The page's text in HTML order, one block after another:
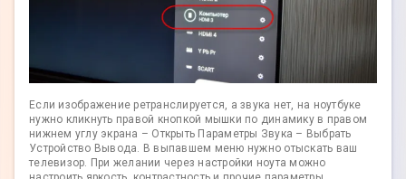
Если изображение ретранслируется, а звука нет, на ноутбуке
нужно кликнуть правой кнопкой мышки по динамику в правом
нижнем углу экрана – Открыть Параметры Звука – Выбрать
Устройство Вывода. В выпавшем меню нужно отыскать ваш
телевизор. При желании через настройки ноута можно